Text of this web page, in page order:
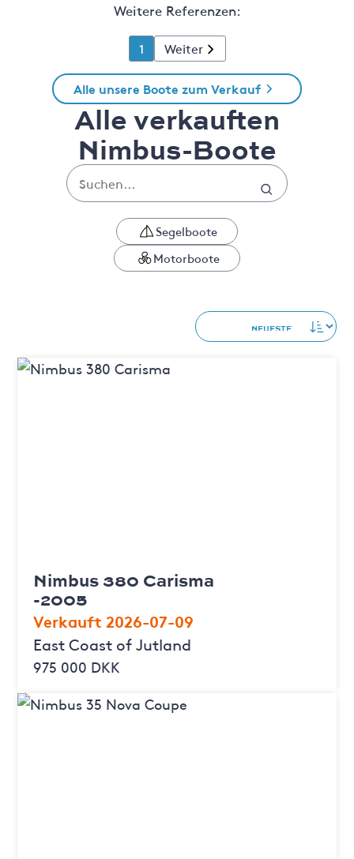
Weitere Referenzen:
1 Weiter
Alle unsere Boote zum Verkauf
Alle verkauften
Nimbus-Boote
Segelboote
Motorboote
Nimbus 380 Carisma
-2005
Verkauft 2026-07-09
East Coast of Jutland
975 000 DKK